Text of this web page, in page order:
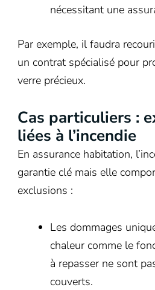
nécessitant une
Par exemple, il faudra
un contrat spécialisé pour
verre précieux.
Cas particuliers :
liées à l’incendie
En assurance habitation,
garantie clé mais elle
exclusions :
Les dommages
chaleur comme le
à repasser ne sont
couverts.